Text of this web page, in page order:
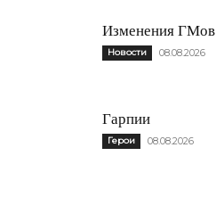
Изменения ГМов
Новости 08.08.2026
Гарпии
Герои 08.08.2026